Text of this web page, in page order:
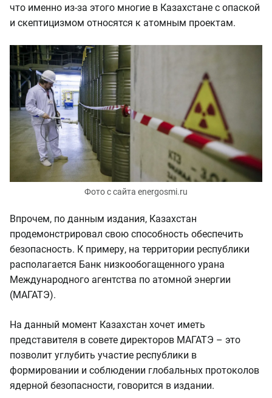
что именно из-за этого многие в Казахстане с опаской
и скептицизмом относятся к атомным проектам.
Фото с сайта energosmi.ru
Впрочем, по данным издания, Казахстан
продемонстрировал свою способность обеспечить
безопасность. К примеру, на территории республики
располагается Банк низкообогащенного урана
Международного агентства по атомной энергии
(МАГАТЭ).
На данный момент Казахстан хочет иметь
представителя в совете директоров МАГАТЭ – это
позволит углубить участие республики в
формировании и соблюдении глобальных протоколов
ядерной безопасности, говорится в издании.